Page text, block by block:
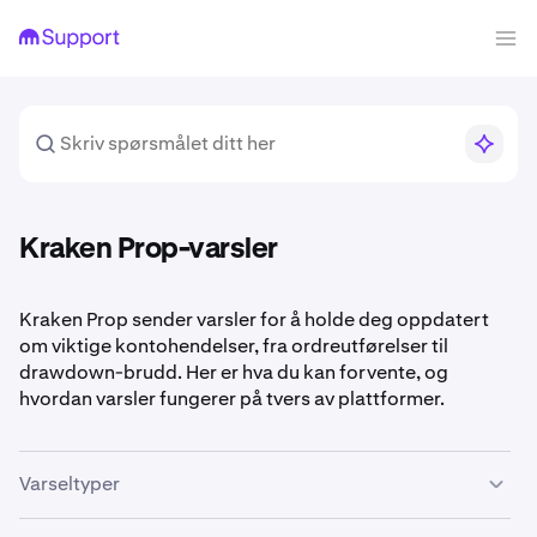
Kraken Prop-varsler
Kraken Prop sender varsler for å holde deg oppdatert
om viktige kontohendelser, fra ordreutførelser til
drawdown-brudd. Her er hva du kan forvente, og
hvordan varsler fungerer på tvers av plattformer.
Varseltyper